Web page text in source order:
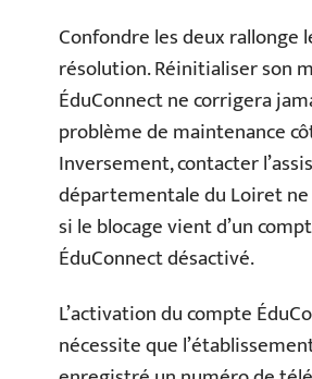
Confondre les deux rallonge
résolution. Réinitialiser son
ÉduConnect ne corrigera
problème de maintenance
Inversement, contacter
départementale du Loiret
si le blocage vient d’un
ÉduConnect désactivé.
L’activation du compte
nécessite que